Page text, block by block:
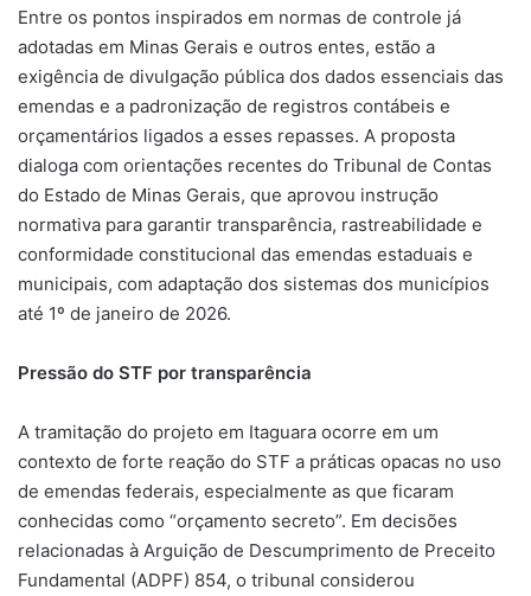
Entre os pontos inspirados em normas de controle já
adotadas em Minas Gerais e outros entes, estão a
exigência de divulgação pública dos dados essenciais das
emendas e a padronização de registros contábeis e
orçamentários ligados a esses repasses. A proposta
dialoga com orientações recentes do Tribunal de Contas
do Estado de Minas Gerais, que aprovou instrução
normativa para garantir transparência, rastreabilidade e
conformidade constitucional das emendas estaduais e
municipais, com adaptação dos sistemas dos municípios
até 1º de janeiro de 2026.
Pressão do STF por transparência
A tramitação do projeto em Itaguara ocorre em um
contexto de forte reação do STF a práticas opacas no uso
de emendas federais, especialmente as que ficaram
conhecidas como “orçamento secreto”. Em decisões
relacionadas à Arguição de Descumprimento de Preceito
Fundamental (ADPF) 854, o tribunal considerou